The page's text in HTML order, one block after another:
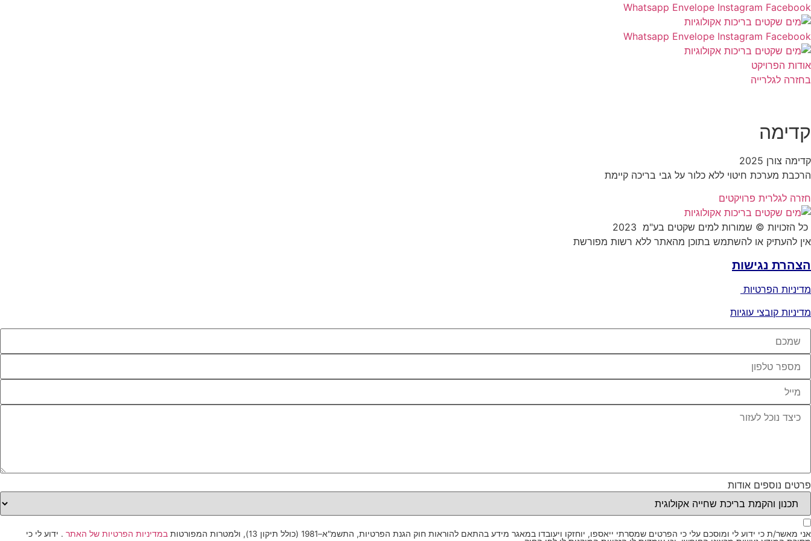
Whatsapp Envelope Instagram Facebook
Whatsapp Envelope Instagram Facebook
אודות הפרויקט
בחזרה לגלרייה
קדימה
קדימה צורן 2025
הרכבת מערכת חיטוי ללא כלור על גבי בריכה קיימת
חזרה לגלרית פרויקטים
כל הזכויות © שמורות למים שקטים בע"מ 2023
אין להעתיק או להשתמש בתוכן מהאתר ללא רשות מפורשת
הצהרת נגישות
מדיניות הפרטיות
מדיניות קובצי עוגיות
פרטים נוספים אודות
אני מאשר/ת כי ידוע לי ומוסכם עלי כי הפרטים שמסרתי ייאספו, יוחזקו ויעובדו במאגר מידע בהתאם להוראות חוק הגנת הפרטיות, התשמ"א–1981 (כולל תיקון 13), ולמטרות המפורטות במדיניות הפרטיות של האתר . ידוע לי כי